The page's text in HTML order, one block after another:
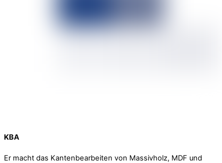
KBA
Er macht das Kantenbearbeiten von Massivholz, MDF und